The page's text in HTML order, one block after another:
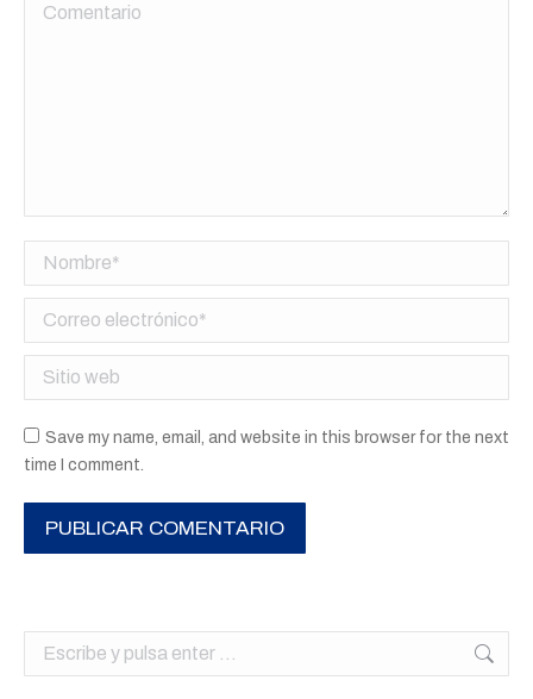
Comentario
Nombre *
Correo electrónico *
Sitio web
Save my name, email, and website in this browser for the next
time I comment.
PUBLICAR COMENTARIO
Buscar: